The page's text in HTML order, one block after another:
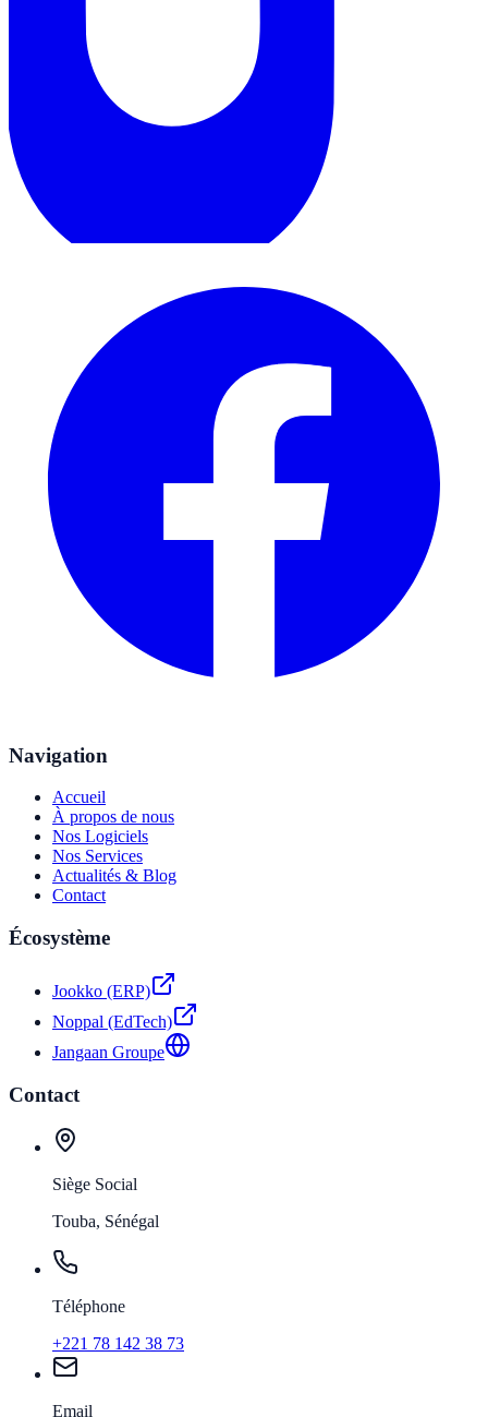
Navigation
Accueil
À propos de nous
Nos Logiciels
Nos Services
Actualités & Blog
Contact
Écosystème
Jookko (ERP)
Noppal (EdTech)
Jangaan Groupe
Contact
Siège Social
Touba, Sénégal
Téléphone
+221 78 142 38 73
Email